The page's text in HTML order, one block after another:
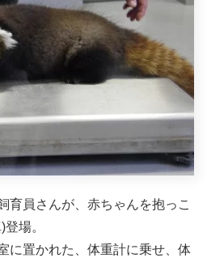
育員さんが、赤ちゃんを抱っこ
場。
に置かれた、体重計に乗せ、体